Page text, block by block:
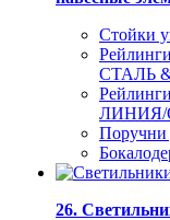
Стойки
СТАЛЬ
ЛИНИЯ/
Поручни
26.